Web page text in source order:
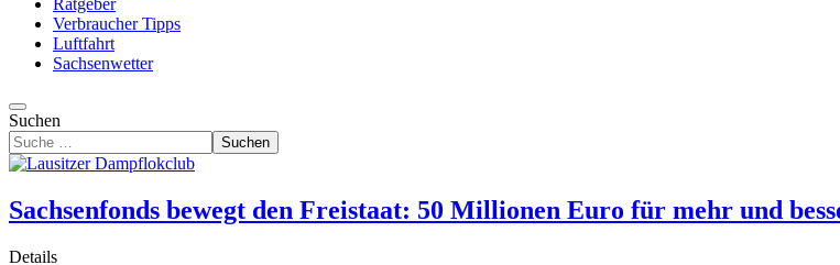
Ratgeber
Verbraucher Tipps
Luftfahrt
Sachsenwetter
Suchen
Suchen
Sachsenfonds bewegt den Freistaat: 50 Millionen Euro für mehr und
Details